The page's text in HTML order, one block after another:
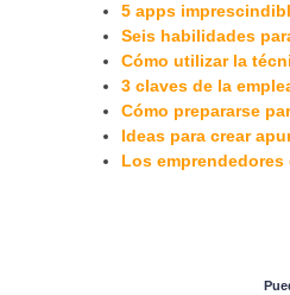
5 apps
Seis habilidades
Cómo utilizar la
3 claves de la
Cómo prepararse
Ideas para crear
Los